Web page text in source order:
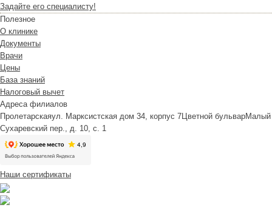
Задайте его специалисту!
Полезное
О клинике
Документы
Врачи
Цены
База знаний
Налоговый вычет
Адреса филиалов
Пролетарскаяул. Марксистская дом 34, корпус 7Цветной бульварМалый
Сухаревский пер., д. 10, с. 1
Наши сертификаты